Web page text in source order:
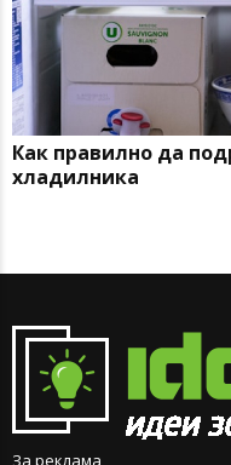
Как правилно да
хладилника
За реклама